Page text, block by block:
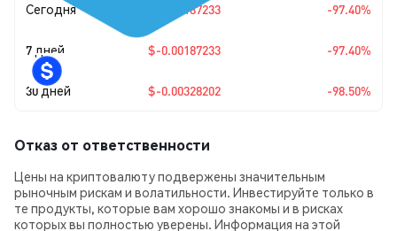
Сегодня $-0.00187233 -97.40%
7 дней $-0.00187233 -97.40%
30 дней $-0.00328202 -98.50%
Отказ от ответственности
Цены на криптовалюту подвержены значительным
рыночным рискам и волатильности. Инвестируйте только в
те продукты, которые вам хорошо знакомы и в рисках
которых вы полностью уверены. Информация на этой